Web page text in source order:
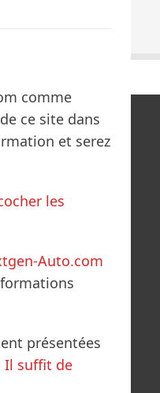
comme
ce site dans
et serez
les
Auto.com
présentées
Il suffit de